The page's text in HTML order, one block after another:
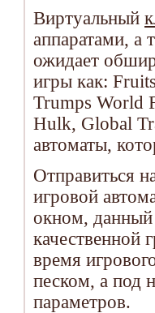
Виртуальный
аппаратами, а
ожидает
игры как:
Trumps World
Hulk, Global
автоматы,
Отправиться
игровой
окном, данный
качественной
время
песком, а под
параметров.